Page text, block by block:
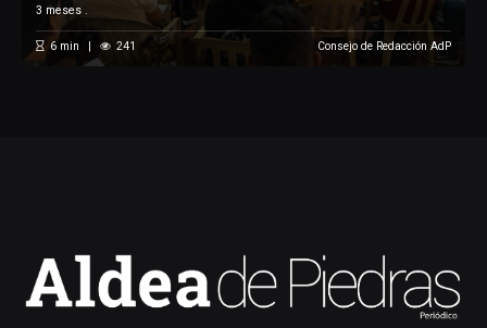
3 meses .
6min 241 Consejo de Redacción AdP